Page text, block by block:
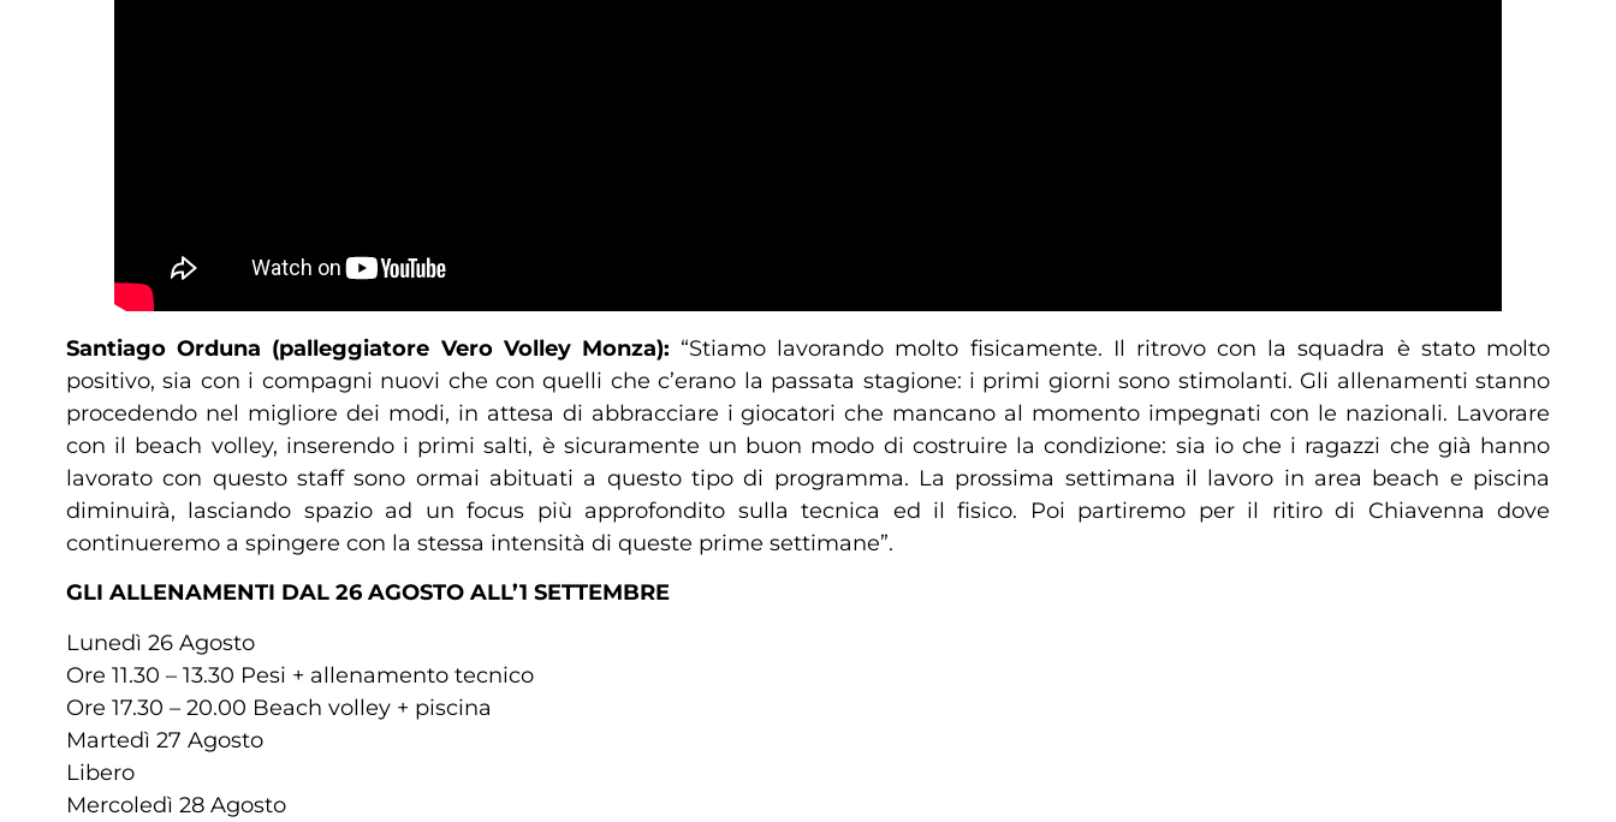
Santiago Orduna (palleggiatore Vero Volley Monza): “Stiamo lavorando molto fisicamente. Il ritrovo con la squadra è stato molto
positivo, sia con i compagni nuovi che con quelli che c’erano la passata stagione: i primi giorni sono stimolanti. Gli allenamenti stanno
procedendo nel migliore dei modi, in attesa di abbracciare i giocatori che mancano al momento impegnati con le nazionali. Lavorare
con il beach volley, inserendo i primi salti, è sicuramente un buon modo di costruire la condizione: sia io che i ragazzi che già hanno
lavorato con questo staff sono ormai abituati a questo tipo di programma. La prossima settimana il lavoro in area beach e piscina
diminuirà, lasciando spazio ad un focus più approfondito sulla tecnica ed il fisico. Poi partiremo per il ritiro di Chiavenna dove
continueremo a spingere con la stessa intensità di queste prime settimane”.
GLI ALLENAMENTI DAL 26 AGOSTO ALL’1 SETTEMBRE
Lunedì 26 Agosto
Ore 11.30 – 13.30 Pesi + allenamento tecnico
Ore 17.30 – 20.00 Beach volley + piscina
Martedì 27 Agosto
Libero
Mercoledì 28 Agosto